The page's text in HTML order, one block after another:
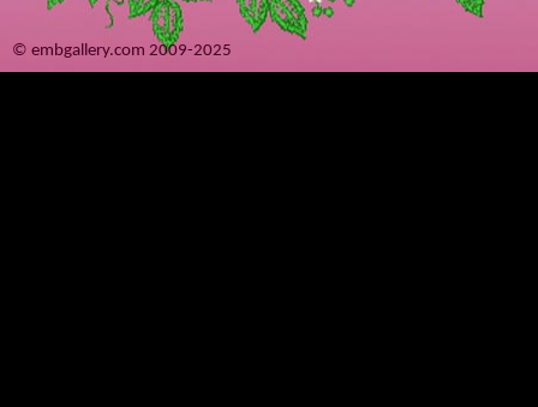
© embgallery.com 2009-2025